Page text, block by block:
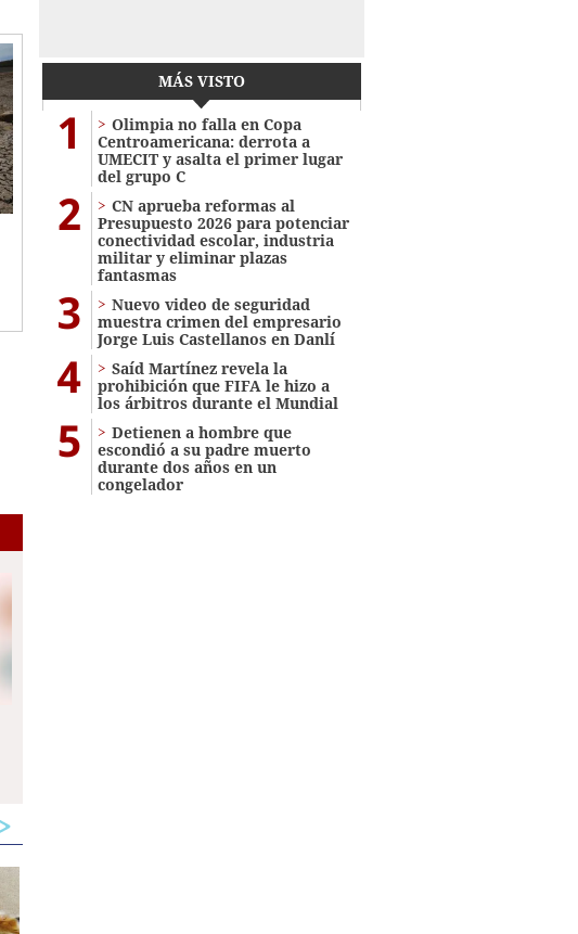
MÁS VISTO
1
Olimpia no falla en Copa
Centroamericana: derrota a
UMECIT y asalta el primer lugar
del grupo C
2
CN aprueba reformas al
Presupuesto 2026 para potenciar
conectividad escolar, industria
militar y eliminar plazas
fantasmas
3
Nuevo video de seguridad
muestra crimen del empresario
Jorge Luis Castellanos en Danlí
4
Saíd Martínez revela la
prohibición que FIFA le hizo a
los árbitros durante el Mundial
5
Detienen a hombre que
escondió a su padre muerto
durante dos años en un
congelador